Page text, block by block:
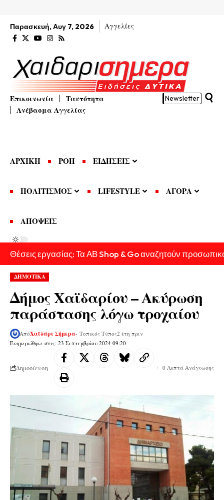
Παρασκευή, Αυγ 7, 2026 Αγγελίες
Επικοινωνία
Ταυτότητα
Ανέβασμα Αγγελίας
Newsletter
ΑΡΧΙΚΗ ΡΟΗ ΕΙΔΗΣΕΙΣ
ΠΟΛΙΤΙΣΜΟΣ LIFESTYLE ΑΓΟΡΑ
ΑΠΟΨΕΙΣ
Θέσεις εργασίας: Τα ΑΒ Shop & Go αναζητούν
ΔΗΜΟΤΙΚΑ
Δήμος Χαϊδαρίου – Ακύρωση
παράστασης λόγω τροχαίου
Ενημερώθηκε στις: 23 Σεπτεμβρίου 2024 09:20
ΑπόΧαϊδάρι Σήμερα- Τοπικός Τύπος2 έτη πριν
Δημοσίευση 0 Λεπτά Ανάγνωσης